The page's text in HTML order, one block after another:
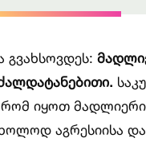
გვახსოვდეს:
იყოთ მადლიერი
აგრესიისა და